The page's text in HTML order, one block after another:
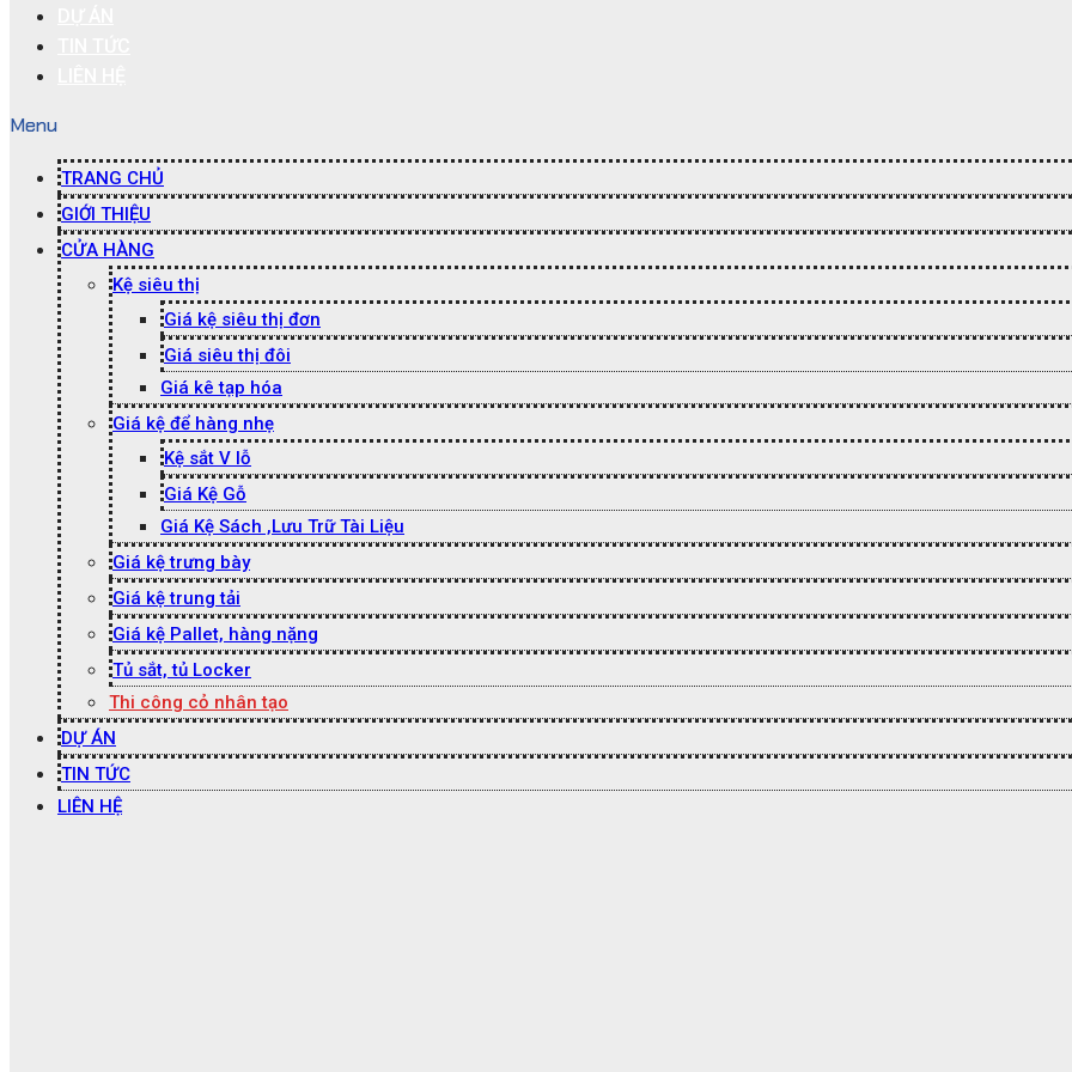
Menu
TRANG CHỦ
GIỚI THIỆU
CỬA HÀNG
Kệ siêu thị
Giá kệ siêu thị đơn
Giá siêu thị đôi
Giá kê tạp hóa
Giá kệ để hàng nhẹ
Kệ sắt V lỗ
Giá Kệ Gỗ
Giá Kệ Sách ,Lưu Trữ Tài Liệu
Giá kệ trưng bày
Giá kệ trung tải
Giá kệ Pallet, hàng nặng
Tủ sắt, tủ Locker
Thi công cỏ nhân tạo
DỰ ÁN
TIN TỨC
LIÊN HỆ